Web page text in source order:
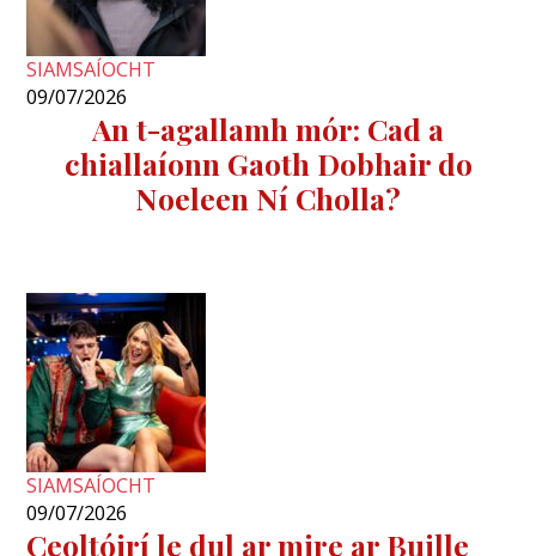
SIAMSAÍOCHT
09/07/2026
An t-agallamh mór: Cad a
chiallaíonn Gaoth Dobhair do
Noeleen Ní Cholla?
SIAMSAÍOCHT
09/07/2026
Ceoltóirí le dul ar mire ar Buille